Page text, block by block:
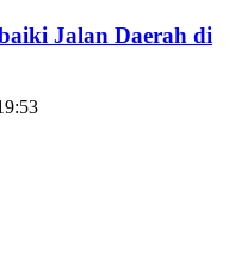
Jalan Daerah di